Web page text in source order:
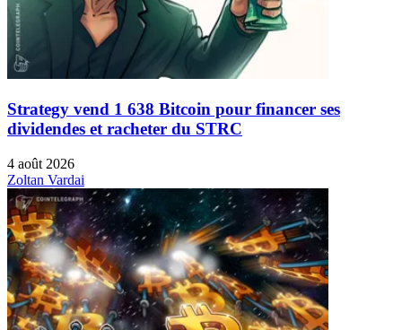
Strategy vend 1 638 Bitcoin pour financer ses
dividendes et racheter du STRC
4 août 2026
Zoltan Vardai